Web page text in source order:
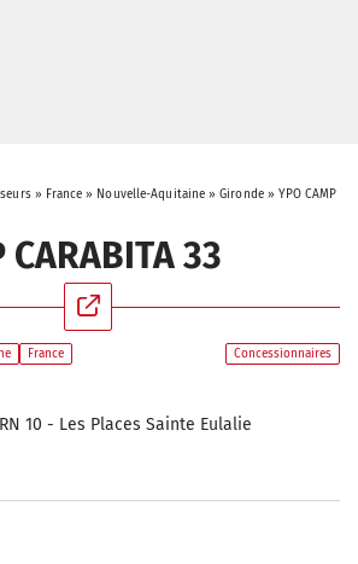
» France » Nouvelle-Aquitaine »Gironde» YPO CAMP
CARABITA 33
France Concessionnaires
RN 10 - Les Places Sainte Eulalie